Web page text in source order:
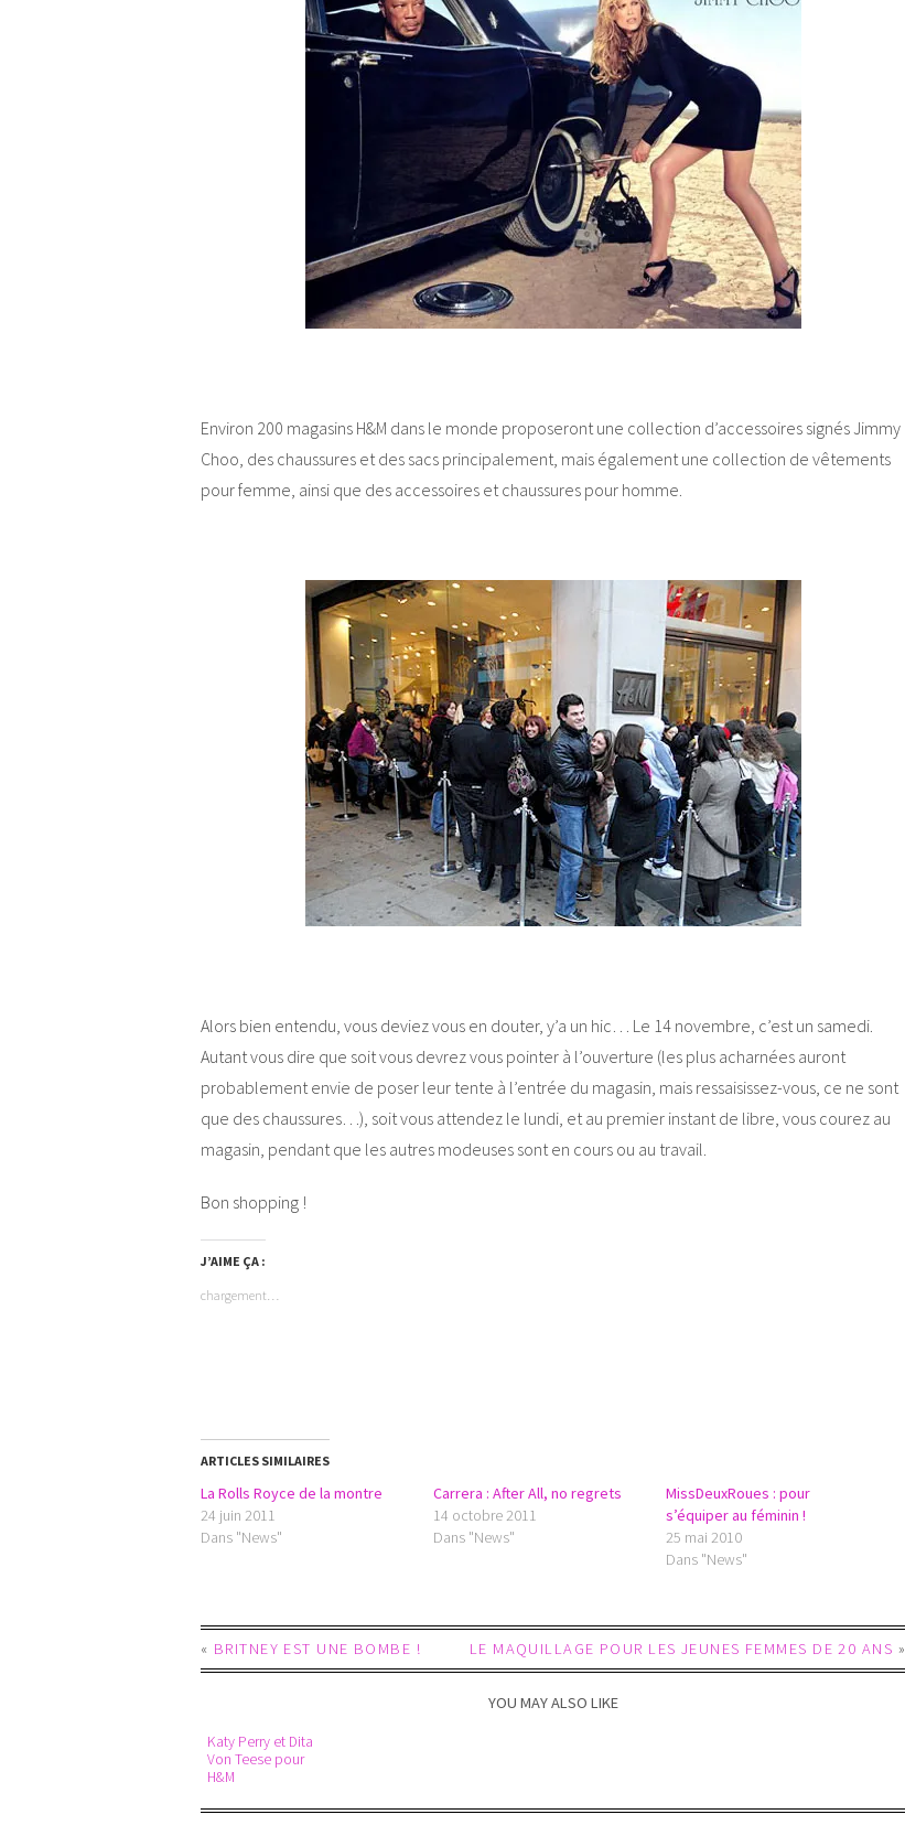
Environ 200 magasins H&M dans le monde proposeront une collection d’accessoires signés Jimmy
Choo, des chaussures et des sacs principalement, mais également une collection de vêtements
pour femme, ainsi que des accessoires et chaussures pour homme.
Alors bien entendu, vous deviez vous en douter, y’a un hic… Le 14 novembre, c’est un samedi.
Autant vous dire que soit vous devrez vous pointer à l’ouverture (les plus acharnées auront
probablement envie de poser leur tente à l’entrée du magasin, mais ressaisissez-vous, ce ne sont
que des chaussures…), soit vous attendez le lundi, et au premier instant de libre, vous courez au
magasin, pendant que les autres modeuses sont en cours ou au travail.
Bon shopping !
J’AIME ÇA :
chargement…
ARTICLES SIMILAIRES
La Rolls Royce de la montre
24 juin 2011
Dans "News"
Carrera : After All, no regrets
14 octobre 2011
Dans "News"
MissDeuxRoues : pour
s’équiper au féminin !
25 mai 2010
Dans "News"
« BRITNEY EST UNE BOMBE ! LE MAQUILLAGE POUR LES JEUNES FEMMES DE 20 ANS »
YOU MAY ALSO LIKE
Katy Perry et Dita
Von Teese pour
H&M